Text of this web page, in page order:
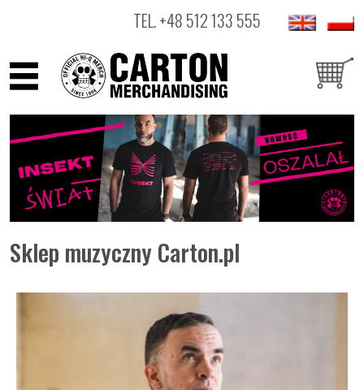
TEL.+48 512 133 555
ARTYŚCI
PRODUKTY
OUTLET
Sklep muzyczny Carton.pl